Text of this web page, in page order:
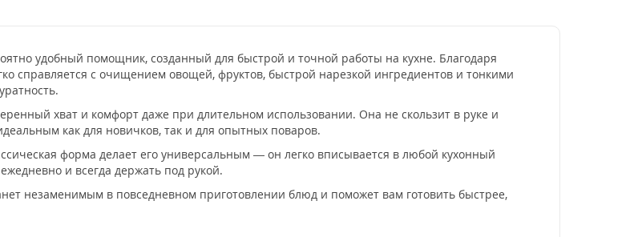
удобный помощник, созданный для быстрой и точной работы на кухне. Благодаря
справляется с очищением овощей, фруктов, быстрой нарезкой ингредиентов и тонкими
хват и комфорт даже при длительном использовании. Она не скользит в руке и
как для новичков, так и для опытных поваров.
форма делает его универсальным — он легко вписывается в любой кухонный
и всегда держать под рукой.
незаменимым в повседневном приготовлении блюд и поможет вам готовить быстрее,